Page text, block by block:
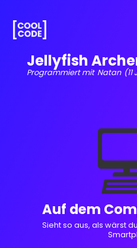
Jellyfish
Programmiert mit Natan
Auf dem
Sieht so aus, als wärst